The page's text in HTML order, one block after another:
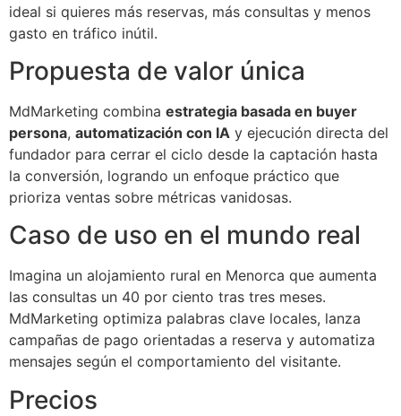
ideal si quieres más reservas, más consultas y menos
gasto en tráfico inútil.
Propuesta de valor única
MdMarketing combina estrategia basada en buyer
persona, automatización con IA y ejecución directa del
fundador para cerrar el ciclo desde la captación hasta
la conversión, logrando un enfoque práctico que
prioriza ventas sobre métricas vanidosas.
Caso de uso en el mundo real
Imagina un alojamiento rural en Menorca que aumenta
las consultas un 40 por ciento tras tres meses.
MdMarketing optimiza palabras clave locales, lanza
campañas de pago orientadas a reserva y automatiza
mensajes según el comportamiento del visitante.
Precios